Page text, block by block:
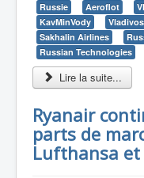
Russie Aeroflot
KavMinVody
Sakhalin Airlines
Russian Technologies
Lire la suite...
Ryanair
parts de
Lufthansa